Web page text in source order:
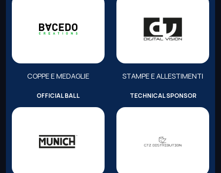
COPPE E MEDAGLIE STAMPE E ALLESTIMENTI
OFFICIAL BALL TECHNICAL SPONSOR